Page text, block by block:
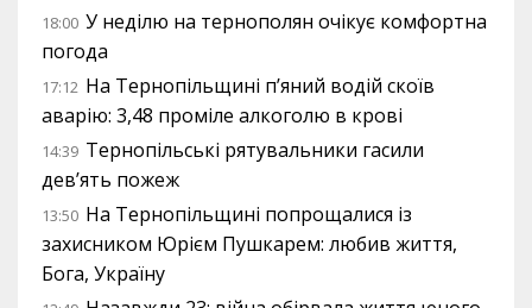
18:00 У неділю на тернополян очікує комфортна
погода
17:12 На Тернопільщині п’яний водій скоїв
аварію: 3,48 проміле алкоголю в крові
14:39 Тернопільські рятувальники гасили
дев’ять пожеж
13:50 На Тернопільщині попрощалися із
захисником Юрієм Пушкарем: любив життя,
Бога, Україну